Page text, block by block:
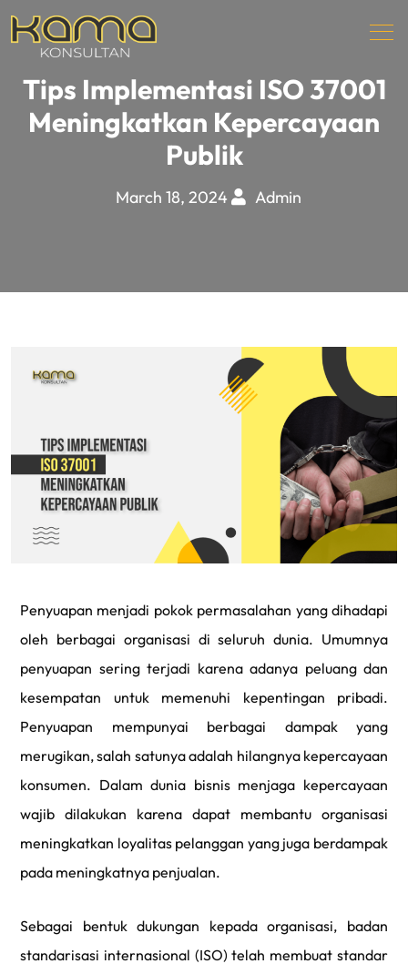
Tips Implementasi ISO 37001
Meningkatkan Kepercayaan
Publik
March 18, 2024 Admin
Penyuapan menjadi pokok permasalahan yang dihadapi
oleh berbagai organisasi di seluruh dunia. Umumnya
penyuapan sering terjadi karena adanya peluang dan
kesempatan untuk memenuhi kepentingan pribadi.
Penyuapan mempunyai berbagai dampak yang
merugikan, salah satunya adalah hilangnya kepercayaan
konsumen. Dalam dunia bisnis menjaga kepercayaan
wajib dilakukan karena dapat membantu organisasi
meningkatkan loyalitas pelanggan yang juga berdampak
pada meningkatnya penjualan.
Sebagai bentuk dukungan kepada organisasi, badan
standarisasi internasional (ISO) telah membuat standar